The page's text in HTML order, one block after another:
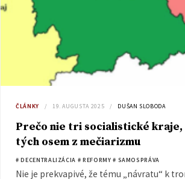
ČLÁNKY 19. AUGUSTA 2025 DUŠAN SLOBODA
Prečo nie tri socialistické kraje,
tých osem z mečiarizmu
# DECENTRALIZÁCIA # REFORMY # SAMOSPRÁVA
Nie je prekvapivé, že tému „návratu“ k